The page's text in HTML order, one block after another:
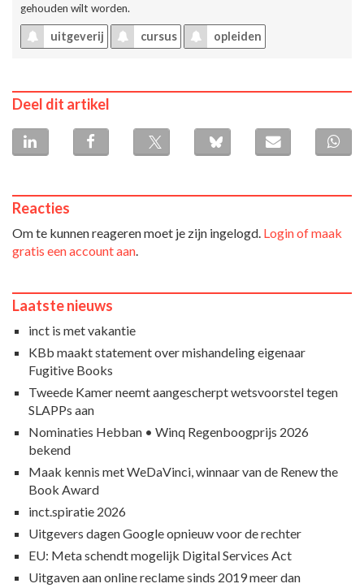
gehouden wilt worden.
uitgeverij cursus opleiden
Deel dit artikel
Reacties
Om te kunnen reageren moet je zijn ingelogd. Login of maak
gratis een account aan
Laatste nieuws
inct is met vakantie
KBb maakt statement over mishandeling eigenaar
Fugitive Books
Tweede Kamer neemt aangescherpt wetsvoorstel tegen
SLAPPs aan
Nominaties Hebban • Winq Regenboogprijs 2026
bekend
Maak kennis met WeDaVinci, winnaar van de Renew the
Book Award
inct.spiratie 2026
Uitgevers dagen Google opnieuw voor de rechter
EU: Meta schendt mogelijk Digital Services Act
Uitgaven aan online reclame sinds 2019 meer dan